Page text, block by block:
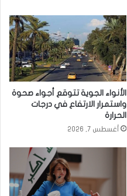
الأنواء الجوية تتوقع أجواء صحوة
واستمرار الارتفاع في درجات
الحرارة
أغسطس 7, 2026